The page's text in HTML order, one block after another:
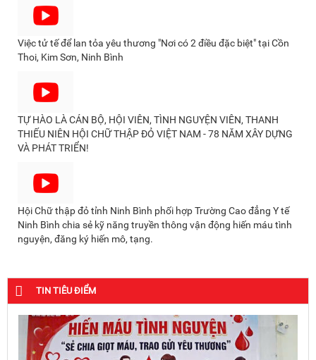
Việc tử tế để lan tỏa yêu thương "Nơi có 2 điều đặc biệt" tại Cồn
Thoi, Kim Sơn, Ninh Bình
TỰ HÀO LÀ CÁN BỘ, HỘI VIÊN, TÌNH NGUYỆN VIÊN, THANH
THIẾU NIÊN HỘI CHỮ THẬP ĐỎ VIỆT NAM - 78 NĂM XÂY DỰNG
VÀ PHÁT TRIỂN!
Hội Chữ thập đỏ tỉnh Ninh Bình phối hợp Trường Cao đẳng Y tế
Ninh Bình chia sẻ kỹ năng truyền thông vận động hiến máu tình
nguyện, đăng ký hiến mô, tạng.
TIN TIÊU ĐIỂM